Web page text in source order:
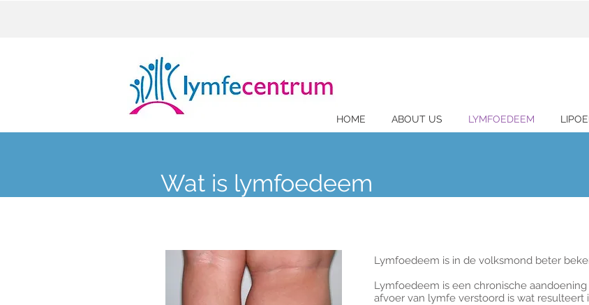
HOME ABOUT US LYMFOEDEEM
Wat is lymfoedeem
Lymfoedeem is in de volksmond beter
Lymfoedeem is een chronische
afvoer van lymfe verstoord is wat resulteert